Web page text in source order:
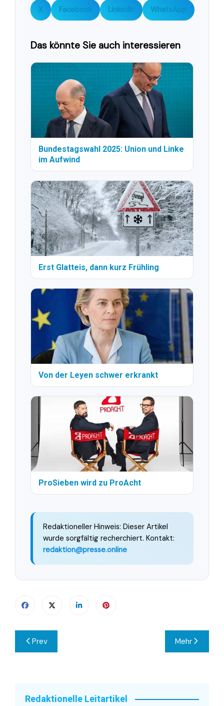
X Facebook LinkedIn WhatsApp
Das könnte Sie auch interessieren
Bundestagswahl 2025: Union und Linke
im Aufwind
Erst Glatteis, dann kurz Frühling
Von der Leyen schwer erkrankt
ProSieben wird zu ProAcht
Redaktioneller Hinweis: Dieser Artikel
wurde sorgfältig recherchiert. Kontakt:
redaktion@presse.online
Beitragsnavigation
Prev Mehr
Redaktionelle Leitartikel